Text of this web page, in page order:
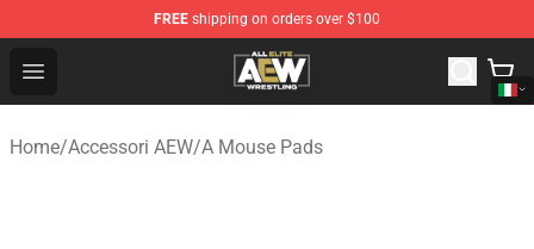
FREE shipping on orders over $100
Open menu
Aew Shop ⚡️ Official Aew Merchandise Store
Home/Accessori AEW/A Mouse Pads